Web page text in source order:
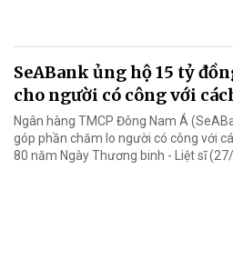
SeABank ủng hộ 15 tỷ
cho người có công với
Ngân hàng TMCP Đông Nam Á
góp phần chăm lo người có công với
80 năm Ngày Thương binh - Liệt sĩ